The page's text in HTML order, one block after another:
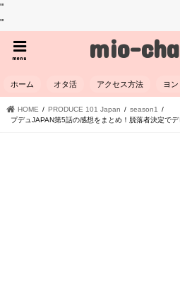
"
"
mio-
menu
ホーム オタ活 アクセス方法 ヨ
HOME PRODUCE 101 Japan
season1
プデュJAPAN第5話の感想をまとめ！脱落者決定で